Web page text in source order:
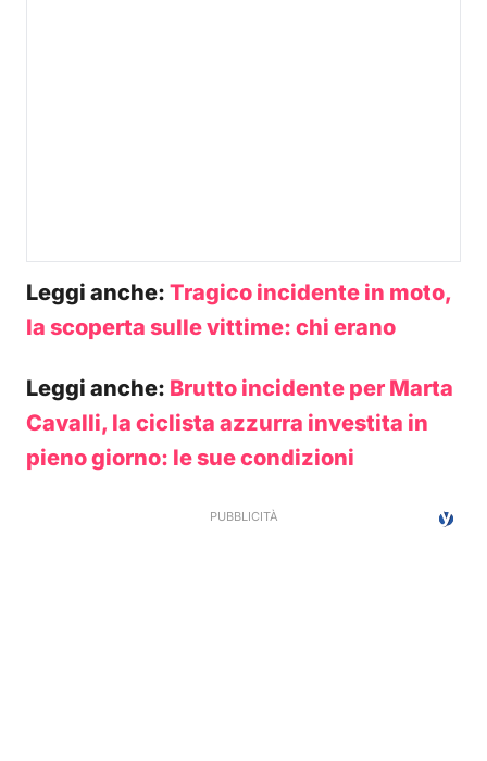
Leggi anche: Tragico incidente in moto,
la scoperta sulle vittime: chi erano
Leggi anche: Brutto incidente per Marta
Cavalli, la ciclista azzurra investita in
pieno giorno: le sue condizioni